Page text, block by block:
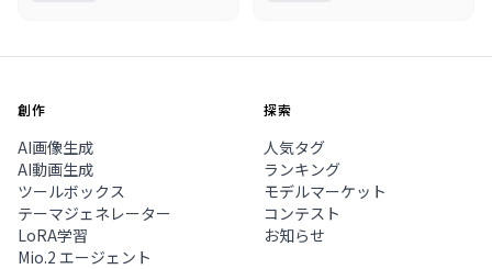
創作
AI画像生成
AI動画生成
ツールボックス
テーマジェネレーター
LoRA学習
Mio.2 エージェント
探索
人気タグ
ランキング
モデルマーケット
コンテスト
お知らせ